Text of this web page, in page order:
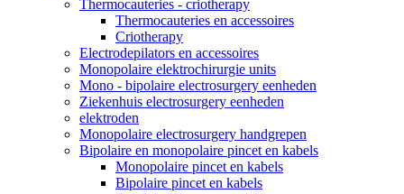
Thermocauteries - criotherapy
Thermocauteries en accessoires
Criotherapy
Electrodepilators en accessoires
Monopolaire elektrochirurgie units
Mono - bipolaire electrosurgery eenheden
Ziekenhuis electrosurgery eenheden
elektroden
Monopolaire electrosurgery handgrepen
Bipolaire en monopolaire pincet en kabels
Monopolaire pincet en kabels
Bipolaire pincet en kabels